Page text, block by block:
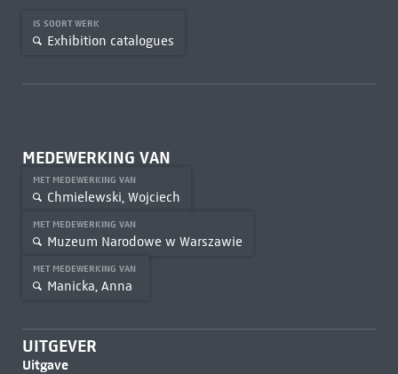
IS SOORT WERK
Exhibition catalogues
MEDEWERKING VAN
MET MEDEWERKING VAN
Chmielewski, Wojciech
MET MEDEWERKING VAN
Muzeum Narodowe w Warszawie
MET MEDEWERKING VAN
Manicka, Anna
UITGEVER
Uitgave